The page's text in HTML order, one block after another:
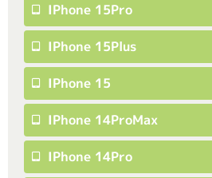
IPhone 15Pro
IPhone 15Plus
IPhone 15
IPhone 14ProMax
IPhone 14Pro